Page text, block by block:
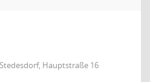
Hauptstraße 16